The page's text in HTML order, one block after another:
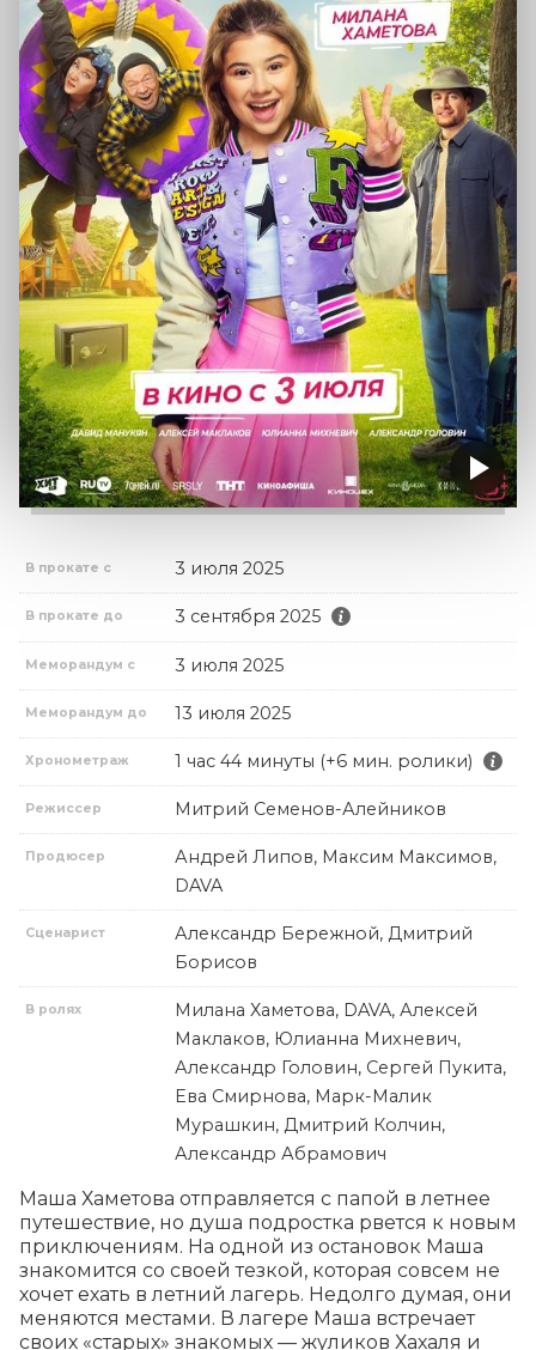
В прокате с 3 июля 2025
В прокате до 3 сентября 2025
Меморандум с 3 июля 2025
Меморандум до 13 июля 2025
Хронометраж 1 час 44 минуты (+6 мин. ролики)
Режиссер Митрий Семенов-Алейников
Продюсер
Андрей Липов, Максим Максимов,
DAVA
Сценарист
Александр Бережной, Дмитрий
Борисов
В ролях
Милана Хаметова, DAVA, Алексей
Маклаков, Юлианна Михневич,
Александр Головин, Сергей Пукита,
Ева Смирнова, Марк-Малик
Мурашкин, Дмитрий Колчин,
Александр Абрамович
Маша Хаметова отправляется с папой в летнее
путешествие, но душа подростка рвется к новым
приключениям. На одной из остановок Маша
знакомится со своей тезкой, которая совсем не
хочет ехать в летний лагерь. Недолго думая, они
меняются местами. В лагере Маша встречает
своих «старых» знакомых — жуликов Хахаля и